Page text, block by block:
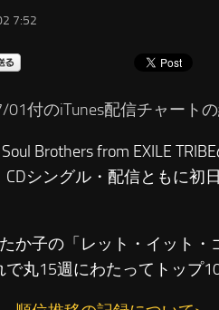
7:52
01付のiTunes配信チャート
Brothers from EXILE
CDシングル・配信ともに初
か子の「レット・イット
で丸15週にわたってトップ